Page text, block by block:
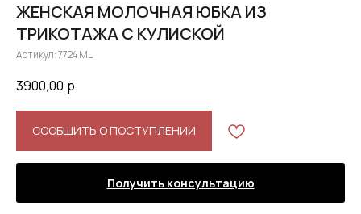
ЖЕНСКАЯ МОЛОЧНАЯ ЮБКА ИЗ
ТРИКОТАЖА С КУЛИСКОЙ
Артикул:7724 ML
3900,00 р.
СООБЩИТЬ О ПОСТУПЛЕНИИ
Получить консультацию